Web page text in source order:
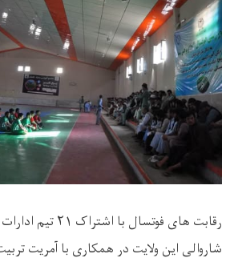
رقابت های فوتسال
شاروالی این ولایت در همکاری با آمریت